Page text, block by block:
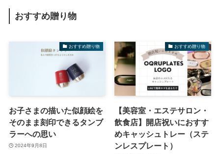
おすすめ贈り物
おすすめ贈り物
お子さまの描いた似顔絵を
そのまま刻印できるタンブ
ラーへの思い
2024年9月8日
おすすめ贈り物
【美容室・エステサロン・
飲食店】開店祝いにおすす
めキャッシュトレー（ステ
ンレスプレート）